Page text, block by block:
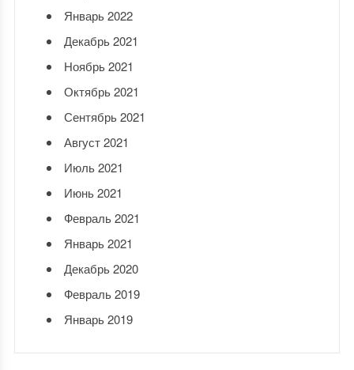
Январь 2022
Декабрь 2021
Ноябрь 2021
Октябрь 2021
Сентябрь 2021
Август 2021
Июль 2021
Июнь 2021
Февраль 2021
Январь 2021
Декабрь 2020
Февраль 2019
Январь 2019